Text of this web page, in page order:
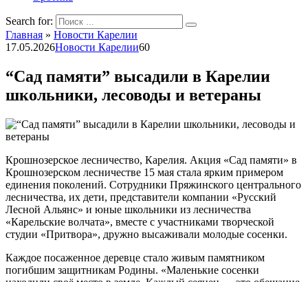
Search for:
Главная » Новости Карелии
17.05.2026Новости Карелии60
“Сад памяти” высадили в Карелии
школьники, лесоводы и ветераны
Крошнозерское лесничество, Карелия. Акция «Сад памяти» в
Крошнозерском лесничестве 15 мая стала ярким примером
единения поколений. Сотрудники Пряжинского центрального
лесничества, их дети, представители компании «Русский
Лесной Альянс» и юные школьники из лесничества
«Карельские волчата», вместе с участниками творческой
студии «Притвора», дружно высаживали молодые сосенки.
Каждое посаженное деревце стало живым памятником
погибшим защитникам Родины. «Маленькие сосенки